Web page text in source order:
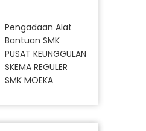
Pengadaan Alat
Bantuan SMK
PUSAT KEUNGGULAN
SKEMA REGULER
SMK MOEKA